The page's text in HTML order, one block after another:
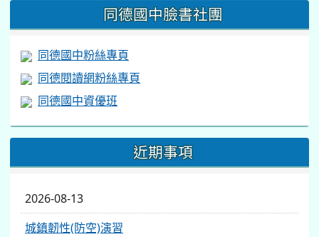
同德國中臉書社團
同德國中粉絲專頁
同德閱讀網粉絲專頁
同德國中資優班
近期事項
2026-08-13
城鎮韌性(防空)演習